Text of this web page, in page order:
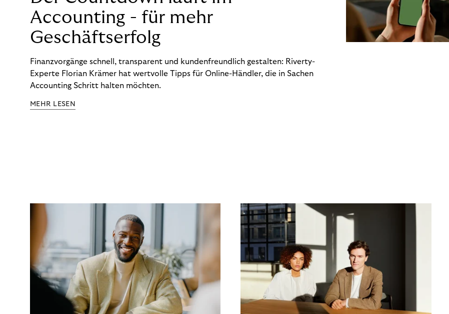
Accounting - für mehr
Geschäftserfolg
Finanzvorgänge schnell, transparent und kundenfreundlich gestalten: Riverty-
Experte Florian Krämer hat wertvolle Tipps für Online-Händler, die in Sachen
Accounting Schritt halten möchten.
MEHR LESEN